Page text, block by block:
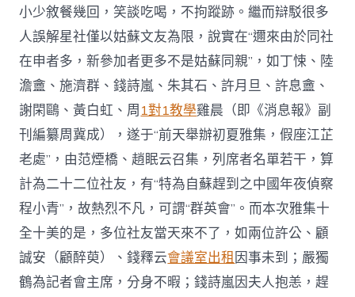
小少敘餐幾回，笑談吃喝，不拘蹤跡。繼而辯駁很多
人誤解星社僅以姑蘇文友為限，說實在“邇來由於同社
在申者多，新參加者更多不是姑蘇同親”，如丁悚、陸
澹盦、施濟群、錢詩嵐、朱其石、許月旦、許息盦、
謝閑鷗、黃白虹、周 1對1教學雞晨（即《消息報》副
刊編纂周冀成），遂于“前天舉辦初夏雅集，假座江芷
老處”，由范煙橋、趙眠云召集，列席者名單若干，算
計為二十二位社友，有“特為自蘇趕到之中國年夜偵察
程小青”，故熱烈不凡，可謂“群英會”。而本次雅集十
全十美的是，多位社友當天來不了，如兩位許公、顧
誠安（顧醉萸）、錢釋云會議室出租因事未到；嚴獨
鶴為記者會主席，分身不暇；錢詩嵐因夫人抱恙，趕